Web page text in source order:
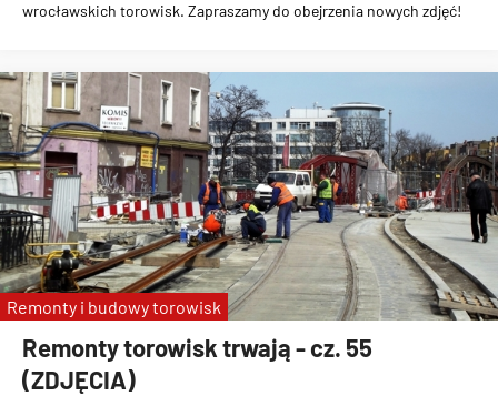
wrocławskich torowisk. Zapraszamy do obejrzenia nowych zdjęć!
Remonty torowisk trwają - cz. 55
(ZDJĘCIA)
Remonty i budowy torowisk